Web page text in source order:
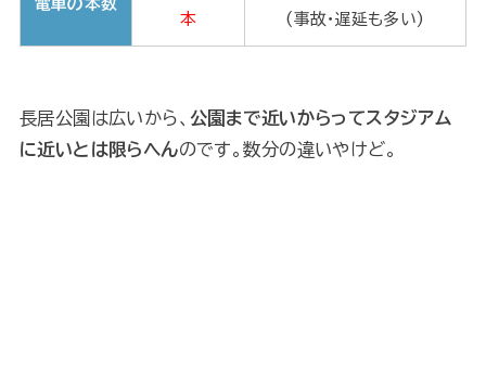
電車の本数
本
(事故・遅延も多い)
長居公園は広いから、公園まで近いからってスタジアム
に近いとは限らへんのです。数分の違いやけど。